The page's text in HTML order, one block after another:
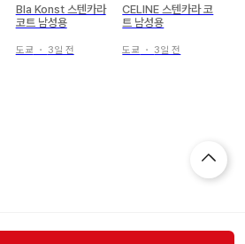
Bla Konst 스텐카라
코트 남성용
도쿄 ・ 3일 전
CELINE 스텐카라 코
트 남성용
도쿄 ・ 3일 전